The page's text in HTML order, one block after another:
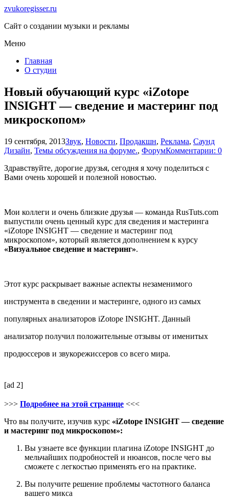
zvukoregisser.ru
Сайт о создании музыки и рекламы
Меню
Главная
О студии
Новый обучающий курс «iZotope
INSIGHT — сведение и мастеринг под
микроскопом»
19 сентября, 2013Звук, Новости, Продакшн, Реклама, Саунд
Дизайн, Темы обсуждения на форуме., ФорумКомментарии: 0
Здравствуйте, дорогие друзья, сегодня я хочу поделиться с
Вами очень хорошей и полезной новостью.
Мои коллеги и очень близкие друзья — команда RusTuts.com
выпустили очень ценный курс для сведения и мастеринга
«iZotope INSIGHT — сведение и мастеринг под
микроскопом», который является дополнением к курсу
«Визуальное сведение и мастеринг».
Этот курс раскрывает важные аспекты незаменимого
инструмента в сведении и мастеринге, одного из самых
популярных анализаторов iZotope INSIGHT. Данный
анализатор получил положительные отзывы от именитых
продюссеров и звукорежиссеров со всего мира.
[ad 2]
>>> Подробнее на этой странице <<<
Что вы получите, изучив курс «iZotope INSIGHT — сведение
и мастеринг под микроскопом»:
Вы узнаете все функции плагина iZotope INSIGHT до
мельчайших подробностей и нюансов, после чего вы
сможете с легкостью применять его на практике.
Вы получите решение проблемы частотного баланса
вашего микса